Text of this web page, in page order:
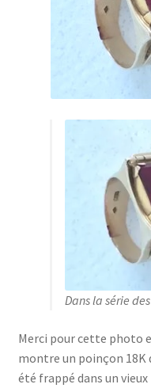
Dans la série
Merci pour cette photo
montre un poinçon 18K
été frappé dans un